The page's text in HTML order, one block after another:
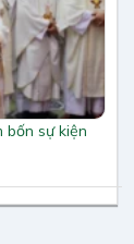
bốn sự kiện